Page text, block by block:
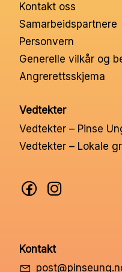
Kontakt oss
Samarbeidspartnere
Personvern
Generelle vilkår og
Angrerettsskjema
Vedtekter
Vedtekter – Pinse
Vedtekter – Lokale
Kontakt
Nettbutikk
Kontakt oss
Min konto